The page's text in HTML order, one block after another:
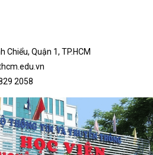
Chiểu, Quận 1, TP.HCM
2058